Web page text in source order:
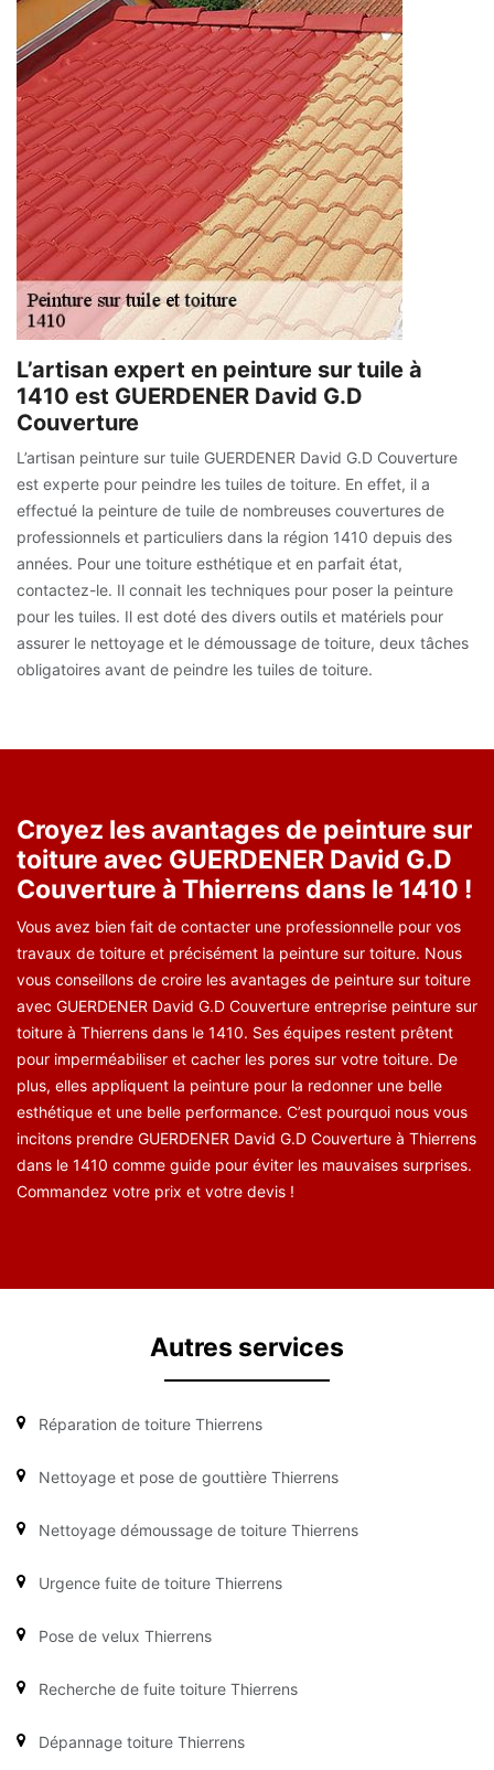
L’artisan expert en peinture sur tuile à
1410 est GUERDENER David G.D
Couverture
L’artisan peinture sur tuile GUERDENER David G.D Couverture
est experte pour peindre les tuiles de toiture. En effet, il a
effectué la peinture de tuile de nombreuses couvertures de
professionnels et particuliers dans la région 1410 depuis des
années. Pour une toiture esthétique et en parfait état,
contactez-le. Il connait les techniques pour poser la peinture
pour les tuiles. Il est doté des divers outils et matériels pour
assurer le nettoyage et le démoussage de toiture, deux tâches
obligatoires avant de peindre les tuiles de toiture.
Croyez les avantages de peinture sur
toiture avec GUERDENER David G.D
Couverture à Thierrens dans le 1410 !
Vous avez bien fait de contacter une professionnelle pour vos
travaux de toiture et précisément la peinture sur toiture. Nous
vous conseillons de croire les avantages de peinture sur toiture
avec GUERDENER David G.D Couverture entreprise peinture sur
toiture à Thierrens dans le 1410. Ses équipes restent prêtent
pour imperméabiliser et cacher les pores sur votre toiture. De
plus, elles appliquent la peinture pour la redonner une belle
esthétique et une belle performance. C’est pourquoi nous vous
incitons prendre GUERDENER David G.D Couverture à Thierrens
dans le 1410 comme guide pour éviter les mauvaises surprises.
Commandez votre prix et votre devis !
Autres services
Réparation de toiture Thierrens
Nettoyage et pose de gouttière Thierrens
Nettoyage démoussage de toiture Thierrens
Urgence fuite de toiture Thierrens
Pose de velux Thierrens
Recherche de fuite toiture Thierrens
Dépannage toiture Thierrens